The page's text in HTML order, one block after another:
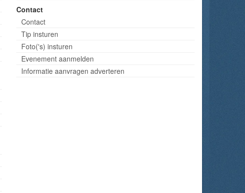
Contact
Contact
Tip insturen
Foto('s) insturen
Evenement aanmelden
Informatie aanvragen adverteren